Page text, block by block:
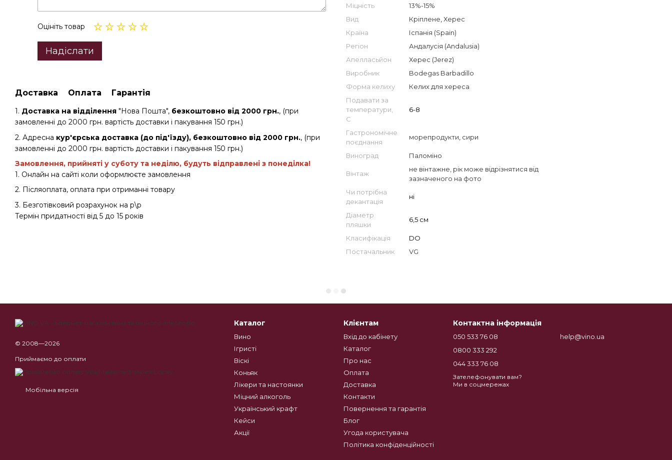
Оцініть товар
Надіслати
Доставка Оплата Гарантія
1. Доставка на відділення "Нова Пошта", безкоштовно від 2000 грн., (при
замовленні до 2000 грн. вартість доставки і пакування 150 грн.)
2. Адресна кур'єрська доставка (до під'їзду), безкоштовно від 2000 грн., (при
замовленні до 2000 грн. вартість доставки і пакування 150 грн.)
Замовлення, прийняті у суботу та неділю, будуть відправлені з понеділка!
1. Онлайн на сайті коли оформлюєте замовлення
2. Післяоплата, оплата при отриманні товару
3. Безготівковий розрахунок на р\р
Термін придатності від 5 до 15 років
Міцність
13%-15%
Вид
Кріплене Херес
Країна
Іспанія (Spain)
Регіон
Андалусія (Andalusia)
Апелласьйон
Херес (Jerez)
Виробник
Bodegas Barbadillo
Форма келиху
Келих для хереса
Подавати за
температури,
С
6-8
Гастрономічне
поєднання
морепродукти сири
Виноград Паломіно
Вінтаж
не вінтажне, рік може відрізнятися від
зазначеного на фото
Чи потрібна
декантація
ні
Діаметр
пляшки
6,5 см
Класифікація
DO
Постачальник
VG
© 2008—2026
Приймаємо до оплати
Мобільна версія
Каталог
Вино
Ігристі
Віскі
Коньяк
Лікери та настоянки
Міцний алкоголь
Український крафт
Кейси
Акції
Клієнтам
Вхід до кабінету
Каталог
Про нас
Оплата
Доставка
Контакти
Повернення та гарантія
Блог
Угода користувача
Політика конфіденційності
Контактна інформація
050 533 76 08
0800 333 292
044 333 76 08
Зателефонувати вам?
help@vino.ua
Ми в соцмережах